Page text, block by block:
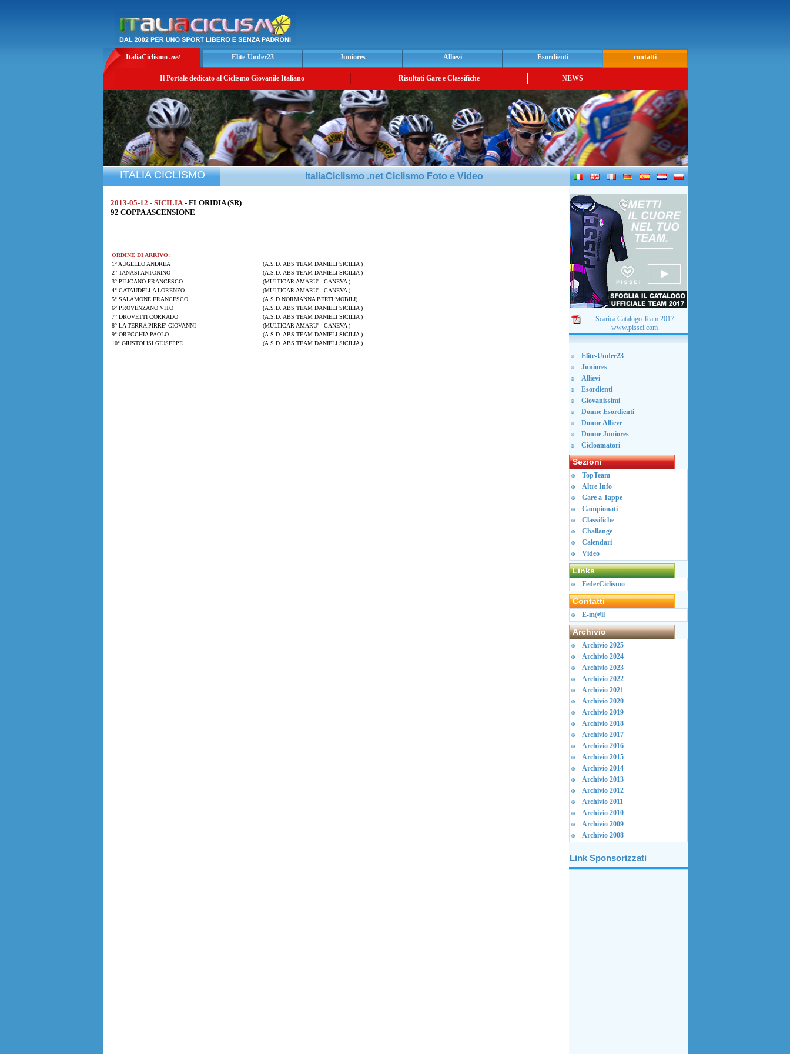
ItaliaCiclismo .net Elite-Under23 Juniores Allievi Esordienti contatti
Il Portale dedicato al Ciclismo Giovanile Italiano Risultati Gare e Classifiche NEWS
ITALIA CICLISMO ItaliaCiclismo .net Ciclismo Foto e Video
2013-05-12 - SICILIA - FLORIDIA (SR)
92 COPPA ASCENSIONE
ORDINE DI ARRIVO:
1° AUGELLO ANDREA
(A.S.D. ABS TEAM DANIELI SICILIA )
2° TANASI ANTONINO
(A.S.D. ABS TEAM DANIELI SICILIA )
3° PILICANO FRANCESCO
(MULTICAR AMARU' - CANEVA )
4° CATAUDELLA LORENZO
(MULTICAR AMARU' - CANEVA )
5° SALAMONE FRANCESCO
(A.S.D.NORMANNA BERTI MOBILI)
6° PROVENZANO VITO
(A.S.D. ABS TEAM DANIELI SICILIA )
7° DROVETTI CORRADO
(A.S.D. ABS TEAM DANIELI SICILIA )
8° LA TERRA PIRRE' GIOVANNI
(MULTICAR AMARU' - CANEVA )
9° ORECCHIA PAOLO
(A.S.D. ABS TEAM DANIELI SICILIA )
10° GIUSTOLISI GIUSEPPE
(A.S.D. ABS TEAM DANIELI SICILIA )
Scarica Catalogo Team 2017
www.pissei.com
Elite-Under23
Juniores
Allievi
Esordienti
Giovanissimi
Donne Esordienti
Donne Allieve
Donne Juniores
Cicloamatori
Sezioni
TopTeam
Altre Info
Gare a Tappe
Campionati
Classifiche
Challange
Calendari
Video
Links
FederCiclismo
Contatti
E-m@il
Archivio
Archivio 2025
Archivio 2024
Archivio 2023
Archivio 2022
Archivio 2021
Archivio 2020
Archivio 2019
Archivio 2018
Archivio 2017
Archivio 2016
Archivio 2015
Archivio 2014
Archivio 2013
Archivio 2012
Archivio 2011
Archivio 2010
Archivio 2009
Archivio 2008
Link Sponsorizzati